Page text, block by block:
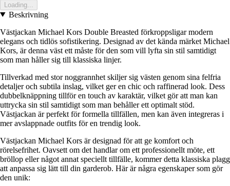
Loading...
Beskrivning
Västjackan Michael Kors Double Breasted förkroppsligar modern
elegans och tidlös sofistikering. Designad av det kända märket Michael
Kors, är denna väst ett måste för den som vill lyfta sin stil samtidigt
som man håller sig till klassiska linjer.
Tillverkad med stor noggrannhet skiljer sig västen genom sina felfria
detaljer och subtila inslag, vilket ger en chic och raffinerad look. Dess
dubbelknäppning tillför en touch av karaktär, vilket gör att man kan
uttrycka sin stil samtidigt som man behåller ett optimalt stöd.
Västjackan är perfekt för formella tillfällen, men kan även integreras i
mer avslappnade outfits för en trendig look.
Västjackan Michael Kors är designad för att ge komfort och
rörelsefrihet. Oavsett om det handlar om ett professionellt möte, ett
bröllop eller något annat speciellt tillfälle, kommer detta klassiska plagg
att anpassa sig lätt till din garderob. Här är några egenskaper som gör
den unik: